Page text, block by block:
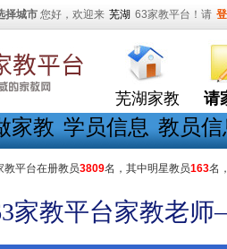
择城市 您好，欢迎来 芜湖 63家教平台！请
芜湖家教 请
家教 学员信息 教员信
教平台在册教员3809名，其中明星教员163名
家教平台家教老师